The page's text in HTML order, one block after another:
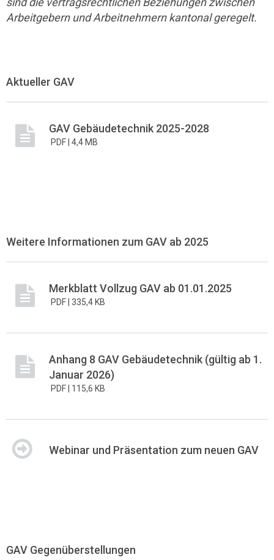
Arbeitgebern und Arbeitnehmern kantonal geregelt.
Aktueller GAV
GAV Gebäudetechnik 2025-2028
PDF | 4,4 MB
Weitere Informationen zum GAV ab 2025
Merkblatt Vollzug GAV ab 01.01.2025
PDF | 335,4 KB
Anhang 8 GAV Gebäudetechnik (gültig ab 1.
Januar 2026)
PDF | 115,6 KB
Webinar und Präsentation zum neuen GAV
GAV Gegenüberstellungen